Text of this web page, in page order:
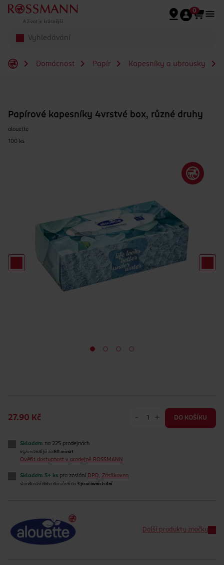
Přeskočit na hlavmní obsah
0
Domácnost Papír Kapesníky a ubrousky
Papírové kapesníky 4vrstvé box, různé druhy
alouette
100 ks
27.90 Kč - + DO KOŠÍKU
Skladem na 225 prodejnách
vyzvednutí již za 60 minut
Ověřit dostupnost v prodejně ROSSMANN
Skladem 5+ ks pro zaslání DPD, Zásilkovna
standardní doba doručení do 3 pracovních dní
Další produkty značky